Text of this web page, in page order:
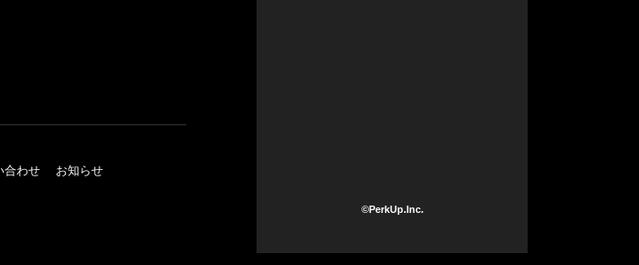
合わせ
お知らせ
©PerkUp.Inc.